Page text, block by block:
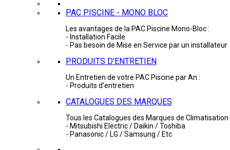
PAC PISCINE - MONO BLOC
Les avantages de la PAC Piscine Mono-Bloc :
- Installation Facile
- Pas besoin de Mise en Service par un installateur
PRODUITS D'ENTRETIEN
Un Entretien de votre PAC Piscine par An :
- Produits d'entretien
CATALOGUES DES MARQUES
Tous les Catalogues des Marques de Climatisation
- Mitsubishi Electric / Daikin / Toshiba
- Panasonic / LG / Samsung / Etc